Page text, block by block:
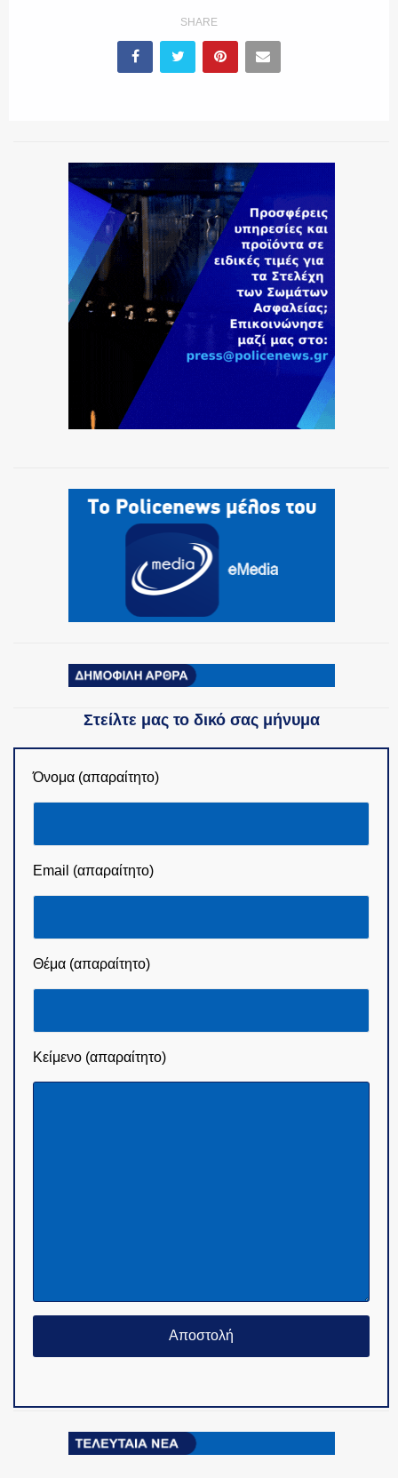
ΟΠΛΑ/ΕΞΟΠΛΙΣΜΟΣ
ΟΜΑΔΕΣ ΕΛ.ΑΣ.
SHARE
Στείλτε μας το δικό σας μήνυμα
Όνομα (απαραίτητο)
Email (απαραίτητο)
Θέμα (απαραίτητο)
Κείμενο (απαραίτητο)